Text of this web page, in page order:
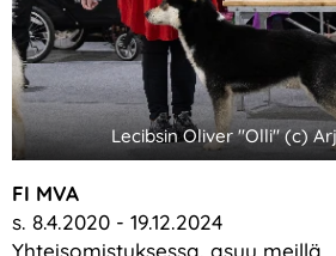
Lecibsin Oliver "Olli" (c)
FI MVA
s. 8.4.2020 - 19.12.2024
Yhteisomistuksessa, asuu meillä